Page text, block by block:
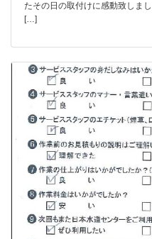
たその日の取付けに感動致しま
[…]